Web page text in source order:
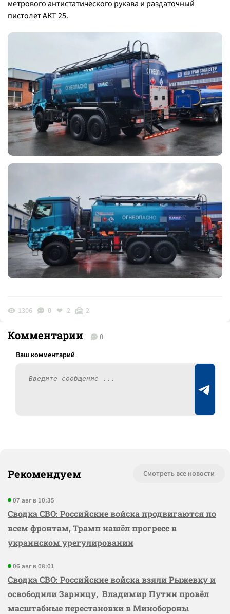
метрового антистатического рукава и раздаточный
пистолет АКТ 25.
1306 0 2 2
Комментарии 0
Рекомендуем Смотреть все новости
07 авг в 10:35
Сводка СВО: Российские войска продвигаются по
всем фронтам, Трамп нашёл прогресс в
украинском урегулировании
06 авг в 08:01
Сводка СВО: Российские войска взяли Рыжевку и
освободили Зарницу, Владимир Путин провёл
масштабные перестановки в Минобороны